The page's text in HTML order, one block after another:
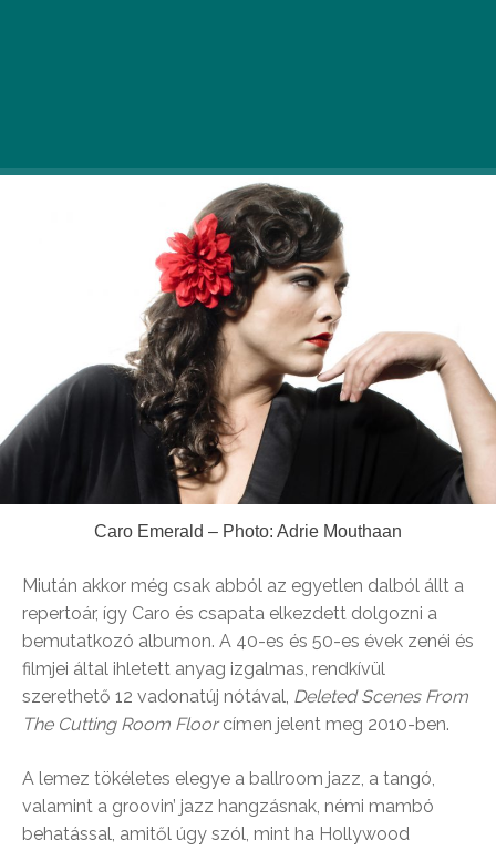
Caro Emerald – Photo: Adrie Mouthaan
Miután akkor még csak abból az egyetlen dalból állt a
repertoár, így Caro és csapata elkezdett dolgozni a
bemutatkozó albumon. A 40-es és 50-es évek zenéi és
filmjei által ihletett anyag izgalmas, rendkívül
szerethető 12 vadonatúj nótával, Deleted Scenes From
The Cutting Room Floorcímen jelent meg 2010-ben.
A lemez tökéletes elegye a ballroom jazz, a tangó,
valamint a groovin’ jazz hangzásnak, némi mambó
behatással, amitől úgy szól, mint ha Hollywood